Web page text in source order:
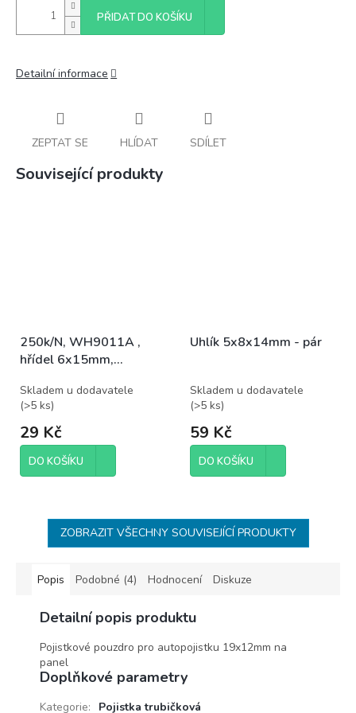
PŘIDAT DO KOŠÍKU
Detailní informace
ZEPTAT SE HLÍDAT SDÍLET
Související produkty
250k/N, WH9011A ,
hřídel 6x15mm,
Skladem u dodavatele
(>5 ks)
29 Kč
DO KOŠÍKU
Uhlík 5x8x14mm - pár
Skladem u dodavatele
(>5 ks)
59 Kč
DO KOŠÍKU
ZOBRAZIT VŠECHNY SOUVISEJÍCÍ PRODUKTY
Popis Podobné (4) Hodnocení Diskuze
Detailní popis produktu
Pojistkové pouzdro pro autopojistku 19x12mm na
panel
Doplňkové parametry
Kategorie: Pojistka trubičková